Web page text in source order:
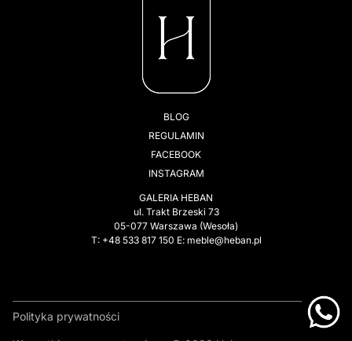
BLOG
REGULAMIN
FACEBOOK
INSTAGRAM
GALERIA HEBAN
ul. Trakt Brzeski 73
05-077 Warszawa (Wesoła)
T: +48 533 817 150 E: meble@heban.pl
Polityka prywatności